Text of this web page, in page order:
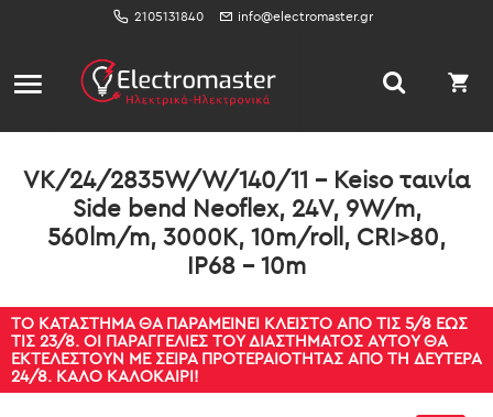
2105131840 info@electromaster.gr
VK/24/2835W/W/140/11 - Keiso ταινία
Side bend Neoflex, 24V, 9W/m,
560lm/m, 3000K, 10m/roll, CRI>80,
IP68 - 10m
ΤΟ ΚΑΤΆΣΤΗΜΑ ΘΑ ΠΑΡΑΜΕΊΝΕΙ ΚΛΕΙΣΤΌ ΑΠΌ ΤΙΣ 5/8 ΈΩΣ
ΤΙΣ 23/8. ΟΙ ΠΑΡΑΓΓΕΛΊΕΣ ΤΟΥ ΔΙΑΣΤΉΜΑΤΟΣ ΑΥΤΟΎ ΘΑ
ΕΚΤΕΛΕΣΤΟΎΝ ΜΕ ΣΕΙΡΆ ΠΡΟΤΕΡΑΙΌΤΗΤΑΣ ΑΠΌ ΤΗ ΔΕΥΤΈΡΑ
24/8. ΚΑΛΌ ΚΑΛΟΚΑΊΡΙ!